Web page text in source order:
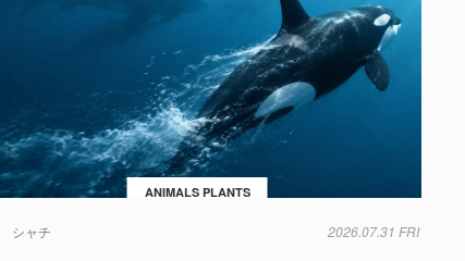
ANIMALS PLANTS
シャチ 2026.07.31 FRI